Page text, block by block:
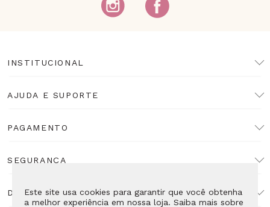
Este site usa cookies para garantir que você obtenha
a melhor experiência em nossa loja. Saiba mais sobre
INSTITUCIONAL
AJUDA E SUPORTE
PAGAMENTO
SEGURANÇA
DESENVOLVIMENTO